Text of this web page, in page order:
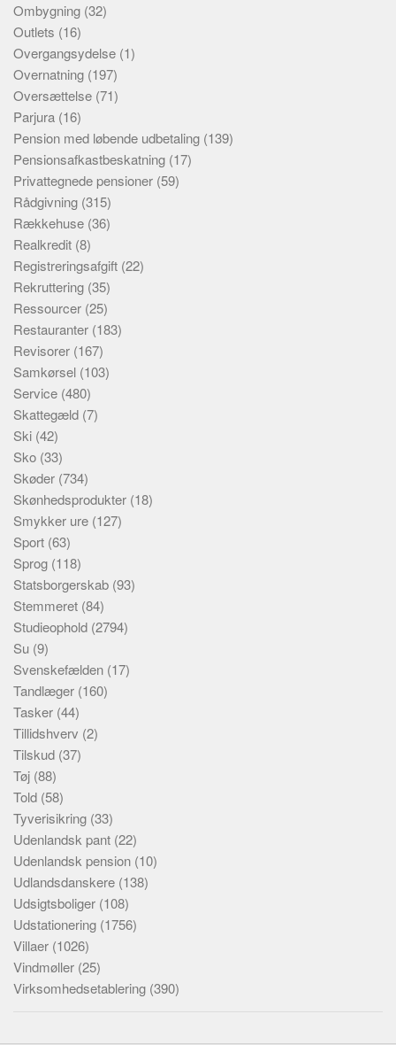
Ombygning (32)
Outlets (16)
Overgangsydelse (1)
Overnatning (197)
Oversættelse (71)
Parjura (16)
Pension med løbende udbetaling (139)
Pensionsafkastbeskatning (17)
Privattegnede pensioner (59)
Rådgivning (315)
Rækkehuse (36)
Realkredit (8)
Registreringsafgift (22)
Rekruttering (35)
Ressourcer (25)
Restauranter (183)
Revisorer (167)
Samkørsel (103)
Service (480)
Skattegæld (7)
Ski (42)
Sko (33)
Skøder (734)
Skønhedsprodukter (18)
Smykker ure (127)
Sport (63)
Sprog (118)
Statsborgerskab (93)
Stemmeret (84)
Studieophold (2794)
Su (9)
Svenskefælden (17)
Tandlæger (160)
Tasker (44)
Tillidshverv (2)
Tilskud (37)
Tøj (88)
Told (58)
Tyverisikring (33)
Udenlandsk pant (22)
Udenlandsk pension (10)
Udlandsdanskere (138)
Udsigtsboliger (108)
Udstationering (1756)
Villaer (1026)
Vindmøller (25)
Virksomhedsetablering (390)